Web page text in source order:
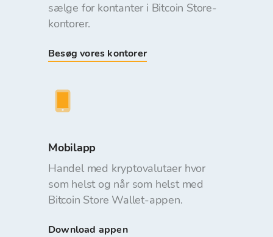
sælge for kontanter i Bitcoin Store-
kontorer.
Besøg vores kontorer
Mobilapp
Handel med kryptovalutaer hvor
som helst og når som helst med
Bitcoin Store Wallet-appen.
Download appen